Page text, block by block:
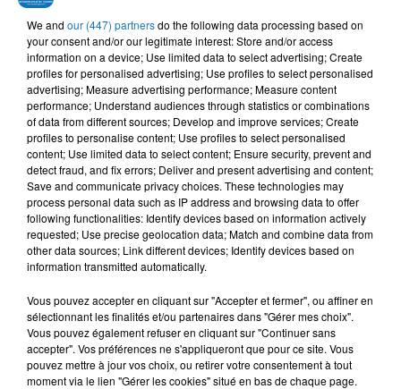
L'HOROSCOPE
Bélier Taureau Gémeaux
We and our (447) partnersdo the following data processing based on
your consent and/or our legitimate interest: Store and/or access
information on a device; Use limited data to select advertising; Create
profiles for personalised advertising; Use profiles to select personalised
advertising; Measure advertising performance; Measure content
performance; Understand audiences through statistics or combinations
of data from different sources; Develop and improve services; Create
profiles to personalise content; Use profiles to select personalised
content; Use limited data to select content; Ensure security, prevent and
detect fraud, and fix errors; Deliver and present advertising and content;
Save and communicate privacy choices. These technologies may
process personal data such as IP address and browsing data to offer
following functionalities: Identify devices based on information actively
requested; Use precise geolocation data; Match and combine data from
other data sources; Link different devices; Identify devices based on
information transmitted automatically.
Vous pouvez accepter en cliquant sur "Accepter et fermer", ou affiner en
sélectionnant les finalités et/ou partenaires dans "Gérer mes choix".
Vous pouvez également refuser en cliquant sur "Continuer sans
accepter". Vos préférences ne s'appliqueront que pour ce site. Vous
pouvez mettre à jour vos choix, ou retirer votre consentement à tout
moment via le lien "Gérer les cookies" situé en bas de chaque page.